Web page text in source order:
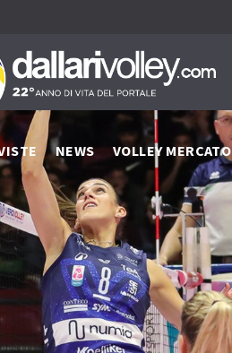
NEWS VOLLEY MERCATO